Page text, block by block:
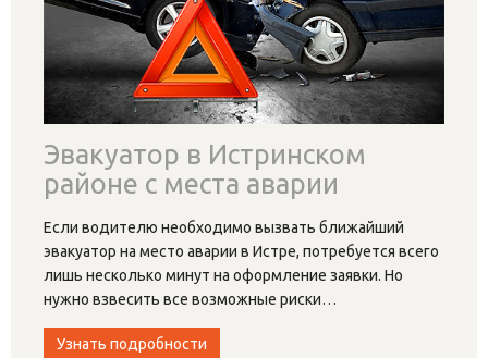
Эвакуатор в Истринском
районе с места аварии
Если водителю необходимо вызвать ближайший
эвакуатор на место аварии в Истре, потребуется всего
лишь несколько минут на оформление заявки. Но
нужно взвесить все возможные риски…
Узнать подробности